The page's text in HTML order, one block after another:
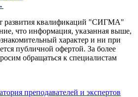
развития квалификаций "СИГМА"
что информация, указанная выше,
характер и ни при
публичной офертой. За более
обращаться к специалистам
преподавателей и экспертов